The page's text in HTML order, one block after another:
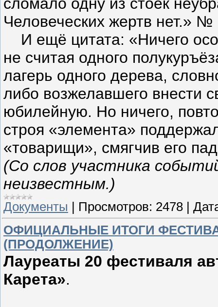
Человеческих жертв нет.»
И ещё цитата: «Ничего
не считая одного
лагерь одного дерева,
либо возжелавшего внести
юбилейную. Но ничего,
строя «элемента»
«товарищи», смягчив его
(Со слов участника
неизвестным.)
Документы Просмотров: 2478
ОФИЦИАЛЬНЫЕ ИТОГИ
(ПРОДОЛЖЕНИЕ)
Лауреаты 20 фестиваля
Карета».